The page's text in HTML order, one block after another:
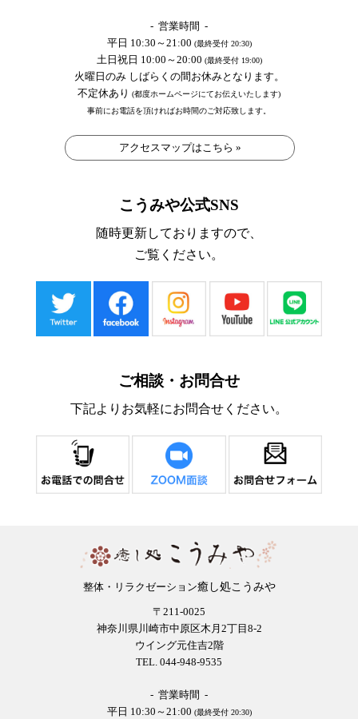
- 営業時間 -
平日 10:30～21:00 (最終受付 20:30)
土日祝日 10:00～20:00 (最終受付 19:00)
火曜日のみ しばらくの間お休みとなります。
不定休あり (都度ホームページにてお伝えいたします)
事前にお電話を頂ければお時間のご対応致します。
アクセスマップはこちら »
こうみや公式SNS
随時更新しておりますので、
ご覧ください。
ご相談・お問合せ
下記よりお気軽にお問合せください。
整体・リラクゼーション癒し処こうみや
〒211-0025
神奈川県川崎市中原区木月2丁目8-2
ウイング元住吉2階
TEL. 044-948-9535
- 営業時間 -
平日 10:30～21:00 (最終受付 20:30)